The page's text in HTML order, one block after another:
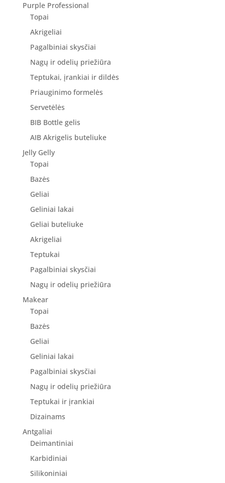
Purple Professional
Topai
Akrigeliai
Pagalbiniai skysčiai
Nagų ir odelių priežiūra
Teptukai, įrankiai ir dildės
Priauginimo formelės
Servetėlės
BIB Bottle gelis
AIB Akrigelis buteliuke
Jelly Gelly
Topai
Bazės
Geliai
Geliniai lakai
Geliai buteliuke
Akrigeliai
Teptukai
Pagalbiniai skysčiai
Nagų ir odelių priežiūra
Makear
Topai
Bazės
Geliai
Geliniai lakai
Pagalbiniai skysčiai
Nagų ir odelių priežiūra
Teptukai ir įrankiai
Dizainams
Antgaliai
Deimantiniai
Karbidiniai
Silikoniniai